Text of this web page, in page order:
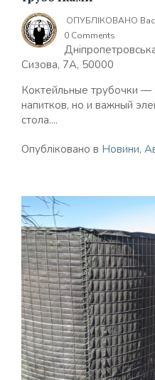
ОПУБЛІКОВАНО
0 Comments
Сизова, 7А, 50000
Коктейльные трубочки —
напитков, но и важный
стола....
Опубліковано в Новини,